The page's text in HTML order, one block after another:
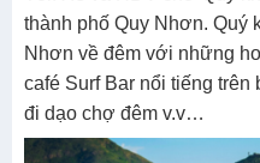
thành phố Quy Nhơn. Quý
Nhơn về đêm với những
café Surf Bar nổi tiếng trên
đi dạo chợ đêm v.v…